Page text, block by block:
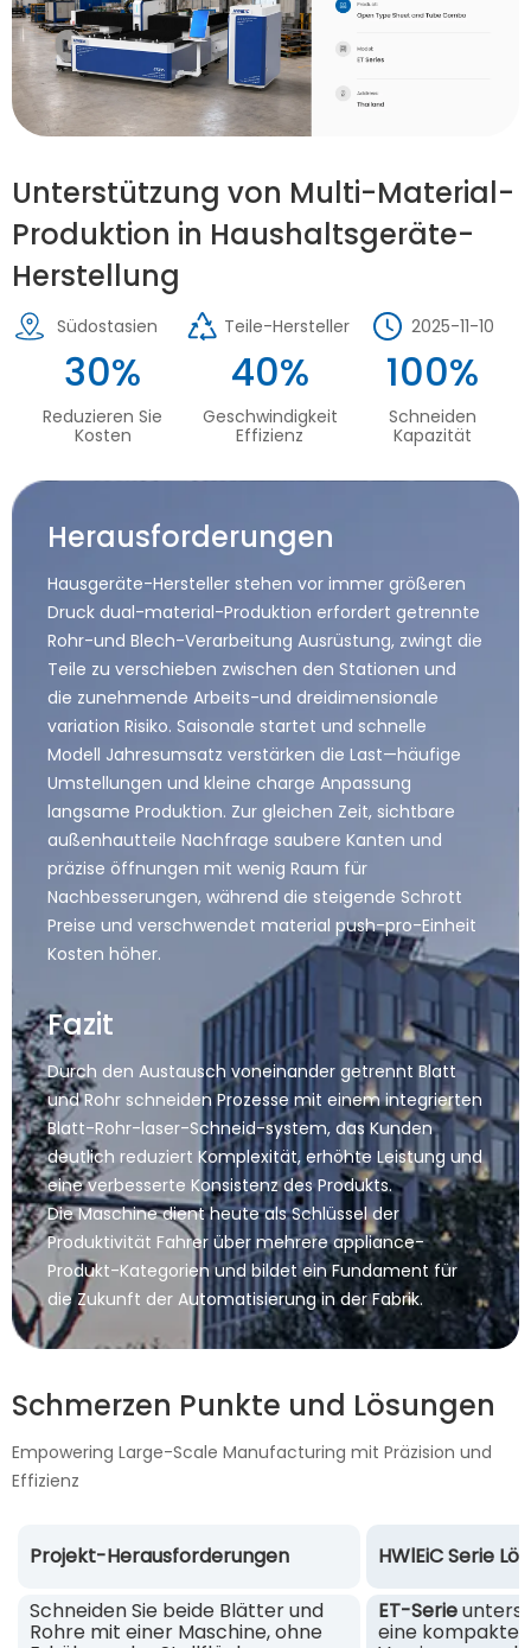
Unterstützung von Multi-Material-
Produktion in Haushaltsgeräte-
Herstellung
Südostasien Teile-Hersteller 2025-11-10
30%
Reduzieren Sie
Kosten
40%
Geschwindigkeit
Effizienz
100%
Schneiden
Kapazität
Herausforderungen
Hausgeräte-Hersteller stehen vor immer größeren
Druck dual-material-Produktion erfordert getrennte
Rohr-und Blech-Verarbeitung Ausrüstung, zwingt die
Teile zu verschieben zwischen den Stationen und
die zunehmende Arbeits-und dreidimensionale
variation Risiko. Saisonale startet und schnelle
Modell Jahresumsatz verstärken die Last—häufige
Umstellungen und kleine charge Anpassung
langsame Produktion. Zur gleichen Zeit, sichtbare
außenhautteile Nachfrage saubere Kanten und
präzise öffnungen mit wenig Raum für
Nachbesserungen, während die steigende Schrott
Preise und verschwendet material push-pro-Einheit
Kosten höher.
Fazit
Durch den Austausch voneinander getrennt Blatt
und Rohr schneiden Prozesse mit einem integrierten
Blatt-Rohr-laser-Schneid-system, das Kunden
deutlich reduziert Komplexität, erhöhte Leistung und
eine verbesserte Konsistenz des Produkts.
Die Maschine dient heute als Schlüssel der
Produktivität Fahrer über mehrere appliance-
Produkt-Kategorien und bildet ein Fundament für
die Zukunft der Automatisierung in der Fabrik.
Schmerzen Punkte und Lösungen
Empowering Large-Scale Manufacturing mit Präzision und
Effizienz
Projekt-Herausforderungen
HWlEiC Serie
Schneiden Sie beide Blätter und
Rohre mit einer Maschine, ohne
ET-Serie
eine kompakte